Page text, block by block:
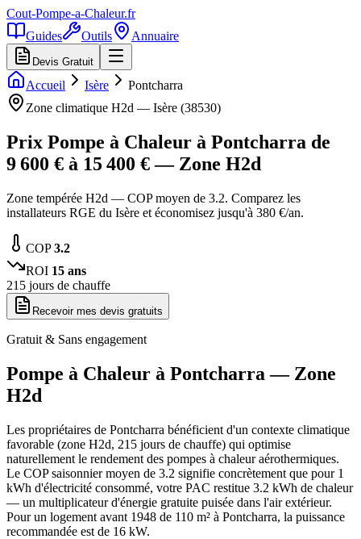
Cout-Pompe-a-Chaleur.fr
Guides
Outils Annuaire
Devis Gratuit
Accueil Isère
Pontcharra
Zone climatique H2d — Isère (38530)
Prix Pompe à Chaleur à Pontcharra de
9 600 € à 15 400 € — Zone H2d
Zone tempérée H2d — COP moyen de 3.2. Comparez les
installateurs RGE du Isère et économisez jusqu'à 380 €/an.
COP3.2
ROI 15 ans
215 jours de chauffe
Recevoir mes devis gratuits
Gratuit & Sans engagement
Pompe à Chaleur à Pontcharra — Zone
H2d
Les propriétaires de Pontcharra bénéficient d'un contexte climatique
favorable (zone H2d, 215 jours de chauffe) qui optimise
naturellement le rendement des pompes à chaleur aérothermiques.
Le COP saisonnier moyen de 3.2 signifie concrètement que pour 1
kWh d'électricité consommé, votre PAC restitue 3.2 kWh de chaleur
— un multiplicateur d'énergie gratuite puisée dans l'air extérieur.
Pour un logement avant 1948 de 110 m² à Pontcharra, la puissance
recommandée est de 16 kW.